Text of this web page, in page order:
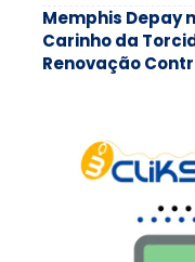
Memphis Depay
Carinho da
Renovação